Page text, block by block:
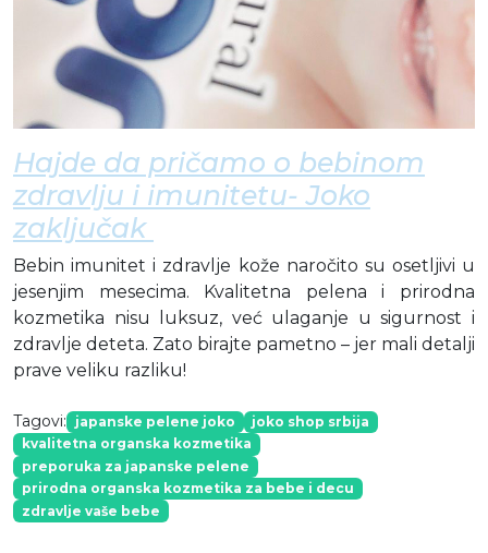
Hajde da pričamo o bebinom
zdravlju i imunitetu- Joko
zaključak
Bebin imunitet i zdravlje kože naročito su osetljivi u
jesenjim mesecima. Kvalitetna pelena i prirodna
kozmetika nisu luksuz, već ulaganje u sigurnost i
zdravlje deteta. Zato birajte pametno – jer mali detalji
prave veliku razliku!
Tagovi: japanske pelene joko
joko shop srbija
kvalitetna organska kozmetika
preporuka za japanske pelene
prirodna organska kozmetika za bebe i decu
zdravlje vaše bebe